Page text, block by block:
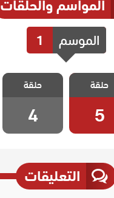
المواسم والحلقات
الموسم 1
الف
الحلقة 5
حلقة
5
مسلسل الف
الحلقة 4
حلقة
4
التعليقات